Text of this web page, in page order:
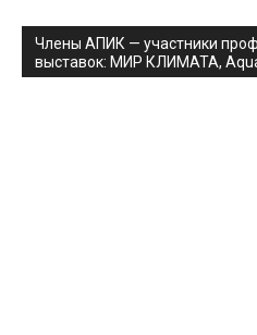
Члены АПИК — участники
выставок: МИР КЛИМАТА,